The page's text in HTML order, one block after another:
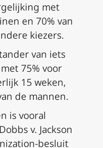
met
en 70% van
kiezers.
van iets
75% voor
15 weken,
de mannen.
is vooral
Dobbs v. Jackson
-besluit